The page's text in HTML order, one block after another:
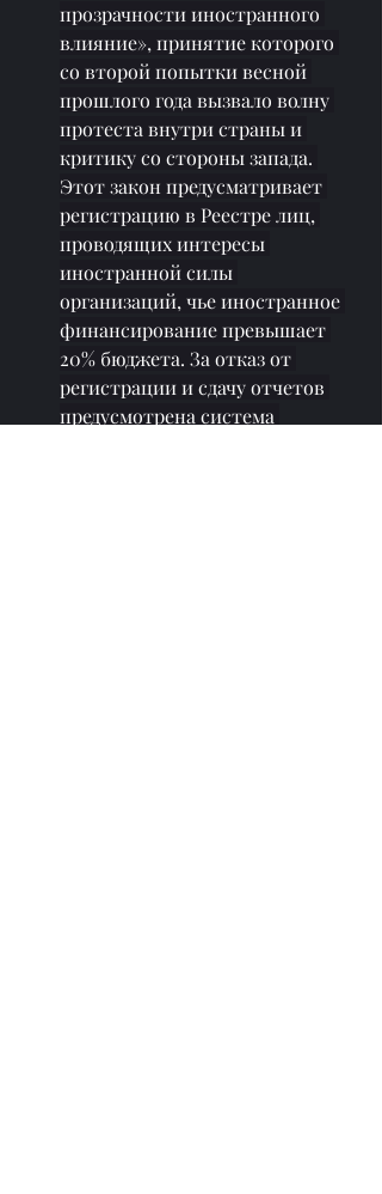
прозрачности иностранного
влияние», принятие которого
со второй попытки весной
прошлого года вызвало волну
протеста внутри страны и
критику со стороны запада.
Этот закон предусматривает
регистрацию в Реестре лиц,
проводящих интересы
иностранной силы
организаций, чье иностранное
финансирование превышает
20% бюджета. За отказ от
регистрации и сдачу отчетов
предусмотрена система